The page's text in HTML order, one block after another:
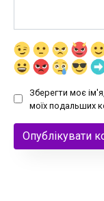
Зберегти моє
моїх подальших